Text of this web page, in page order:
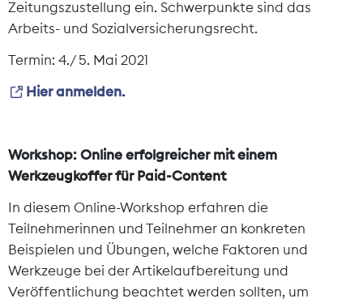
Zeitungszustellung ein. Schwerpunkte sind das
Arbeits- und Sozialversicherungsrecht.
Termin: 4./ 5. Mai 2021
Hier anmelden.
Workshop: Online erfolgreicher mit einem
Werkzeugkoffer für Paid-Content
In diesem Online-Workshop erfahren die
Teilnehmerinnen und Teilnehmer an konkreten
Beispielen und Übungen, welche Faktoren und
Werkzeuge bei der Artikelaufbereitung und
Veröffentlichung beachtet werden sollten, um